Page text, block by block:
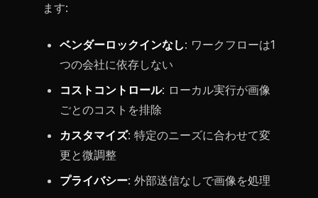
ます:
ベンダーロックインなし: ワークフローは1
つの会社に依存しない
コストコントロール: ローカル実行が画像
ごとのコストを排除
カスタマイズ: 特定のニーズに合わせて変
更と微調整
プライバシー: 外部送信なしで画像を処理